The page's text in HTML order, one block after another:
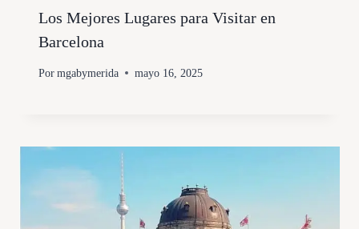
Los Mejores Lugares para Visitar en
Barcelona
Por mgabymerida mayo 16, 2025